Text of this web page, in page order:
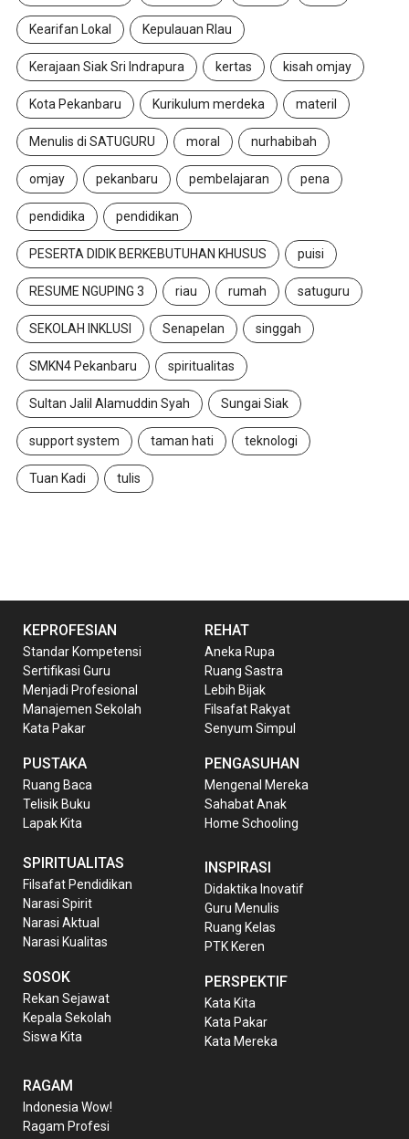
Kearifan Lokal Kepulauan RIau
Kerajaan Siak Sri Indrapura kertas kisah omjay
Kota Pekanbaru Kurikulum merdeka materil
Menulis di SATUGURU moral nurhabibah
omjay pekanbaru pembelajaran pena
pendidika pendidikan
PESERTA DIDIK BERKEBUTUHAN KHUSUS puisi
RESUME NGUPING 3 riau rumah satuguru
SEKOLAH INKLUSI Senapelan singgah
SMKN4 Pekanbaru spiritualitas
Sultan Jalil Alamuddin Syah Sungai Siak
support system taman hati teknologi
Tuan Kadi tulis
KEPROFESIAN
Standar Kompetensi
Sertifikasi Guru
Menjadi Profesional
Manajemen Sekolah
Kata Pakar
PUSTAKA
Ruang Baca
Telisik Buku
Lapak Kita
REHAT
Aneka Rupa
Ruang Sastra
Lebih Bijak
Filsafat Rakyat
Senyum Simpul
PENGASUHAN
Mengenal Mereka
Sahabat Anak
Home Schooling
SPIRITUALITAS
Filsafat Pendidikan
Narasi Spirit
Narasi Aktual
Narasi Kualitas
SOSOK
Rekan Sejawat
Kepala Sekolah
Siswa Kita
INSPIRASI
Didaktika Inovatif
Guru Menulis
Ruang Kelas
PTK Keren
PERSPEKTIF
Kata Kita
Kata Pakar
Kata Mereka
RAGAM
Indonesia Wow!
Ragam Profesi